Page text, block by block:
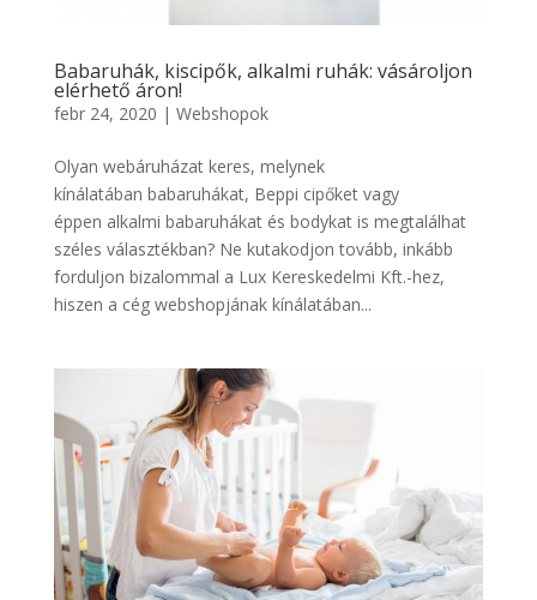
Babaruhák, kiscipők, alkalmi ruhák: vásároljon
elérhető áron!
febr 24, 2020 | Webshopok
Olyan webáruházat keres, melynek
kínálatában babaruhákat, Beppi cipőket vagy
éppen alkalmi babaruhákat és bodykat is megtalálhat
széles választékban? Ne kutakodjon tovább, inkább
forduljon bizalommal a Lux Kereskedelmi Kft.-hez,
hiszen a cég webshopjának kínálatában...